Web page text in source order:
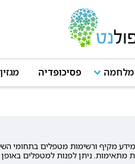
פסיכופדיה מגזין
ורשימות מטפלים בתחומי
ניתן לפנות למטפלים